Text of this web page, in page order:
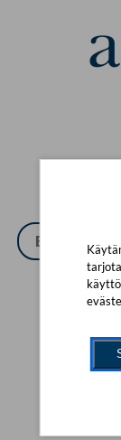
Yhtään
Yritä